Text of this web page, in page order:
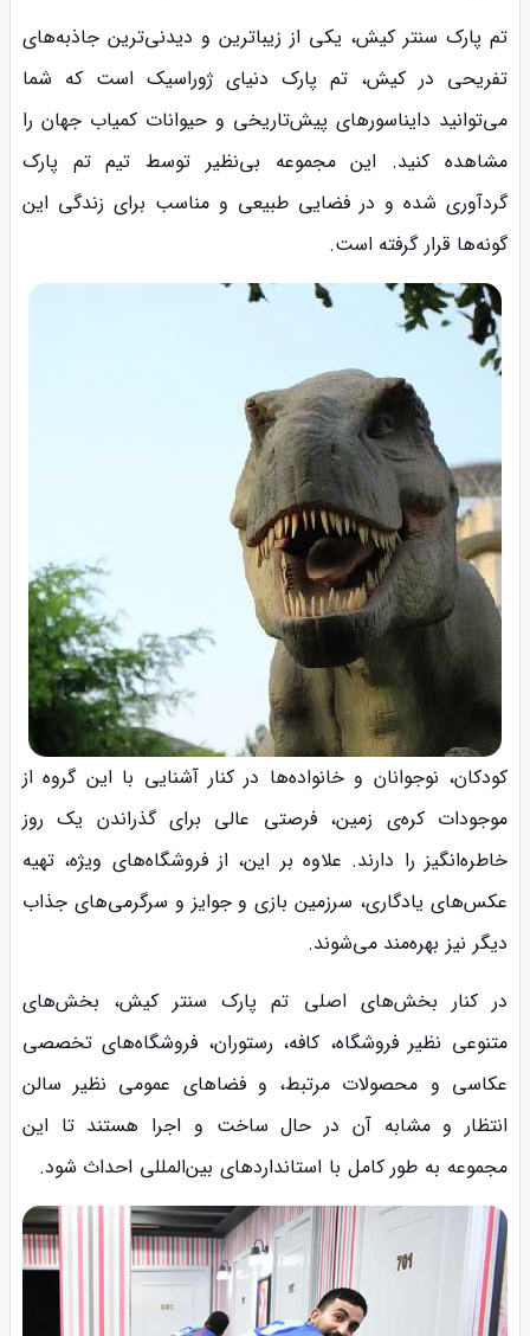
تم پارک سنتر کیش، یکی از زیباترین و دیدنی‌ترین جاذبه‌های
تفریحی در کیش، تم پارک دنیای ژوراسیک است که شما
می‌توانید دایناسورهای پیش‌تاریخی و حیوانات کمیاب جهان را
مشاهده کنید. این مجموعه بی‌نظیر توسط تیم تم پارک
گردآوری شده و در فضایی طبیعی و مناسب برای زندگی این
گونه‌ها قرار گرفته است.
کودکان، نوجوانان و خانواده‌ها در کنار آشنایی با این گروه از
موجودات کره‌ی زمین، فرصتی عالی برای گذراندن یک روز
خاطره‌انگیز را دارند. علاوه بر این، از فروشگاه‌های ویژه، تهیه
عکس‌های یادگاری، سرزمین بازی و جوایز و سرگرمی‌های جذاب
دیگر نیز بهره‌مند می‌شوند.
در کنار بخش‌های اصلی تم پارک سنتر کیش، بخش‌های
متنوعی نظیر فروشگاه، کافه، رستوران، فروشگاه‌های تخصصی
عکاسی و محصولات مرتبط، و فضاهای عمومی نظیر سالن
انتظار و مشابه آن در حال ساخت و اجرا هستند تا این
مجموعه به طور کامل با استانداردهای بین‌المللی احداث شود.